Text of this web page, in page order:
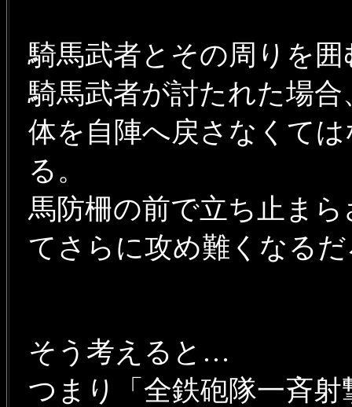
騎馬武者とその周りを
騎馬武者が討たれた場
体を自陣へ戻さなくて
る。
馬防柵の前で立ち止ま
てさらに攻め難くなる
そう考えると…
つまり「全鉄砲隊一斉